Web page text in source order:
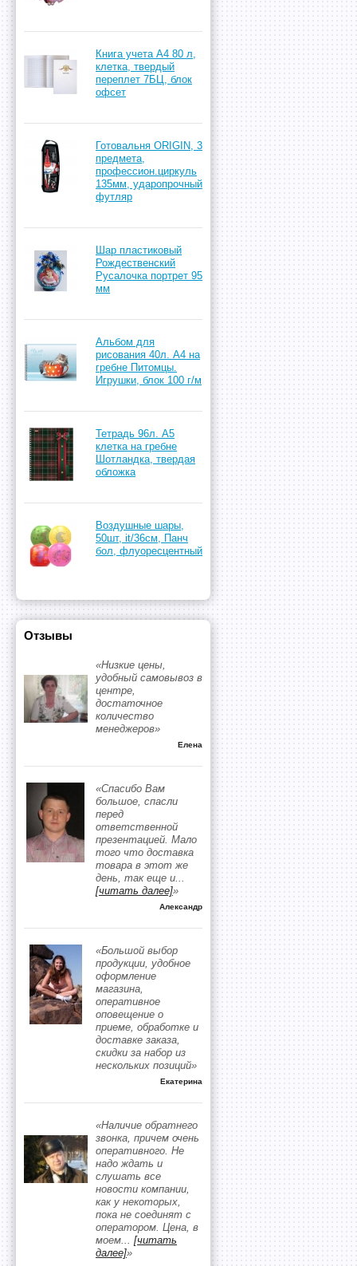
Книга учета А4 80 л,
клетка, твердый
переплет 7БЦ, блок
офсет
Готовальня ORIGIN, 3
предмета,
профессион.циркуль
135мм, ударопрочный
футляр
Шар пластиковый
Рождественский
Русалочка портрет 95
мм
Альбом для
рисования 40л. А4 на
гребне Питомцы.
Игрушки, блок 100 г/м
Тетрадь 96л. А5
клетка на гребне
Шотландка, твердая
обложка
Воздушные шары,
50шт, it/36см, Панч
бол, флуоресцентный
Отзывы
«Низкие цены,
удобный самовывоз в
центре,
достаточное
количество
менеджеров»
Елена
«Спасибо Вам
большое, спасли
перед
ответственной
презентацией. Мало
того что доставка
товара в этот же
день, так еще и...
[читать далее]»
Александр
«Большой выбор
продукции, удобное
оформление
магазина,
оперативное
оповещение о
приеме, обработке и
доставке заказа,
скидки за набор из
нескольких позиций»
Екатерина
«Наличие обратнего
звонка, причем очень
оперативного. Не
надо ждать и
слушать все
новости компании,
как у некоторых,
пока не соединят с
оператором. Цена, в
моем... [читать
далее]»